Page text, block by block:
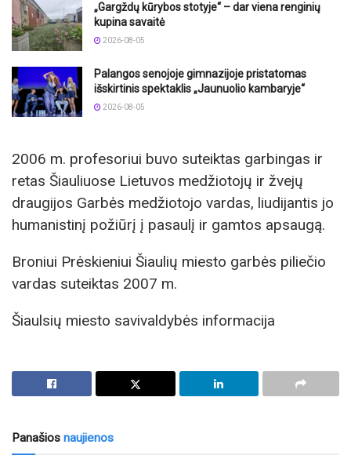
„Gargždų kūrybos stotyje“ – dar viena renginių
kupina savaitė
2026-08-05
Palangos senojoje gimnazijoje pristatomas
išskirtinis spektaklis „Jaunuolio kambaryje“
2026-08-05
2006 m. profesoriui buvo suteiktas garbingas ir
retas Šiauliuose Lietuvos medžiotojų ir žvejų
draugijos Garbės medžiotojo vardas, liudijantis jo
humanistinį požiūrį į pasaulį ir gamtos apsaugą.
Broniui Prėskieniui Šiaulių miesto garbės piliečio
vardas suteiktas 2007 m.
Šiaulsių miesto savivaldybės informacija
Panašios naujienos